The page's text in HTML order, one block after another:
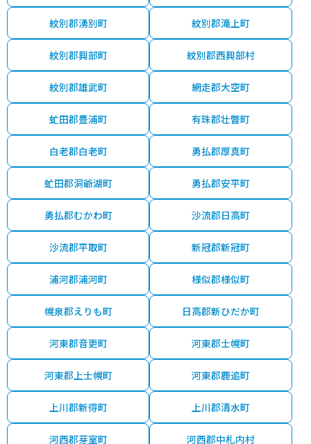
紋別郡湧別町 紋別郡滝上町
紋別郡興部町 紋別郡西興部村
紋別郡雄武町 網走郡大空町
虻田郡豊浦町 有珠郡壮瞥町
白老郡白老町 勇払郡厚真町
虻田郡洞爺湖町 勇払郡安平町
勇払郡むかわ町 沙流郡日高町
沙流郡平取町 新冠郡新冠町
浦河郡浦河町 様似郡様似町
幌泉郡えりも町 日高郡新ひだか町
河東郡音更町 河東郡士幌町
河東郡上士幌町 河東郡鹿追町
上川郡新得町 上川郡清水町
河西郡芽室町 河西郡中札内村